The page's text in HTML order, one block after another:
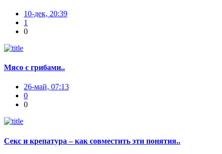
10-дек, 20:39
1
0
Мясо с грибами..
26-май, 07:13
0
0
Секс и крепатура – как совместить эти понятия..